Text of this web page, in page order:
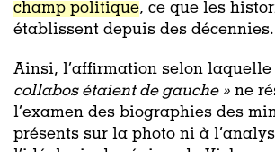
champ politique, ce que les
établissent depuis des décennies.
Ainsi, l’affirmation selon laquelle
collabos étaient de gauche » ne
l’examen des biographies des
présents sur la photo ni à